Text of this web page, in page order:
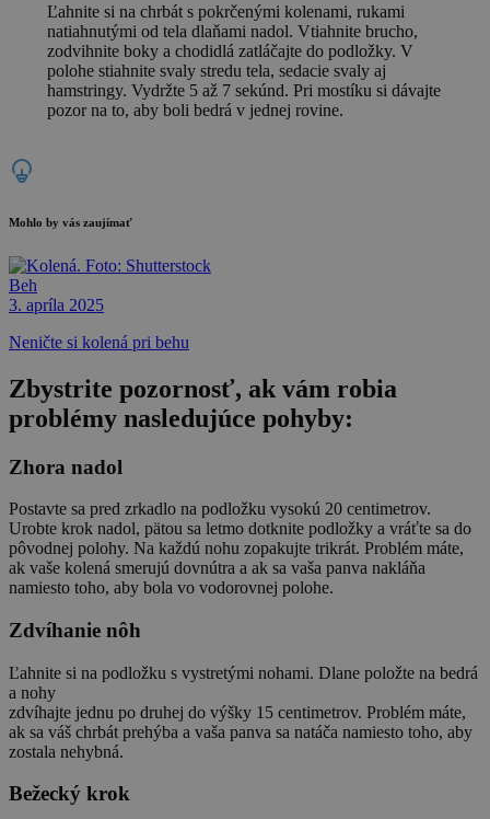
Ľahnite si na chrbát s pokrčenými kolenami, rukami
natiahnutými od tela dlaňami nadol. Vtiahnite brucho,
zodvihnite boky a chodidlá zatláčajte do podložky. V
polohe stiahnite svaly stredu tela, sedacie svaly aj
hamstringy. Vydržte 5 až 7 sekúnd. Pri mostíku si dávajte
pozor na to, aby boli bedrá v jednej rovine.
Mohlo by vás zaujímať
Beh
3. apríla 2025
Neničte si kolená pri behu
Zbystrite pozornosť, ak vám robia
problémy nasledujúce pohyby:
Zhora nadol
Postavte sa pred zrkadlo na podložku vysokú 20 centimetrov.
Urobte krok nadol, pätou sa letmo dotknite podložky a vráťte sa do
pôvodnej polohy. Na každú nohu zopakujte trikrát. Problém máte,
ak vaše kolená smerujú dovnútra a ak sa vaša panva nakláňa
namiesto toho, aby bola vo vodorovnej polohe.
Zdvíhanie nôh
Ľahnite si na podložku s vystretými nohami. Dlane položte na bedrá
a nohy
zdvíhajte jednu po druhej do výšky 15 centimetrov. Problém máte,
ak sa váš chrbát prehýba a vaša panva sa natáča namiesto toho, aby
zostala nehybná.
Bežecký krok